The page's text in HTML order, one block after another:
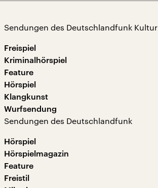
Sendungen des Deutschlandfunk Kultur
Freispiel
Kriminalhörspiel
Feature
Hörspiel
Klangkunst
Wurfsendung
Sendungen des Deutschlandfunk
Hörspiel
Hörspielmagazin
Feature
Freistil